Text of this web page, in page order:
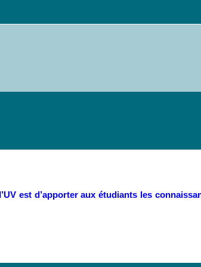
est d’apporter aux étudiants les